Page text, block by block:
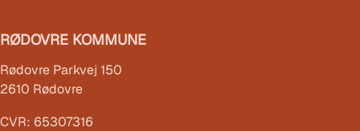
RØDOVRE KOMMUNE
Rødovre Parkvej 150
2610 Rødovre
CVR: 65307316